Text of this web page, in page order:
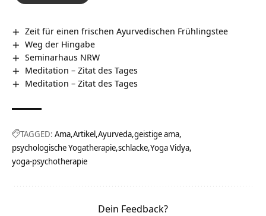
Zeit für einen frischen Ayurvedischen Frühlingstee
Weg der Hingabe
Seminarhaus NRW
Meditation – Zitat des Tages
Meditation – Zitat des Tages
TAGGED: Ama Artikel Ayurveda geistige ama
psychologische Yogatherapie schlacke Yoga Vidya
yoga-psychotherapie
Dein Feedback?